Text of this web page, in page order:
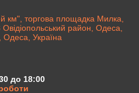
км", торгова площадка Милка,
район, Одеса,
Одеса, Україна
до 18:00